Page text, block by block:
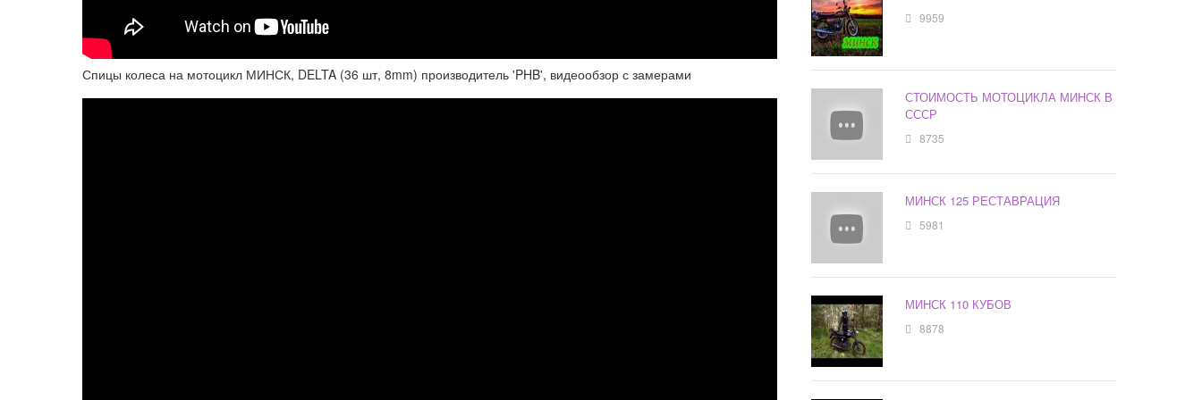
Спицы колеса на мотоцикл МИНСК, DELTA (36 шт, 8mm) производитель 'PHB', видеообзор с замерами
9959
СТОИМОСТЬ МОТОЦИКЛА МИНСК В
СССР
8735
МИНСК 125 РЕСТАВРАЦИЯ
5981
МИНСК 110 КУБОВ
8878